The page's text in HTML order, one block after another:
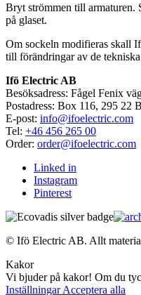
Bryt strömmen till armaturen.
på glaset.
Om sockeln modifieras skall
till förändringar av de
Ifö Electric AB
Besöksadress: Fågel Fenix
Postadress: Box 116, 295 22
E-post: info@ifoelectric.com
Tel: +46 456 265 00
Order: order@ifoelectric.com
Linked in
Instagram
Pinterest
© Ifö Electric AB. Allt
Kakor
Vi bjuder på kakor! Om du
InställningarAcceptera alla